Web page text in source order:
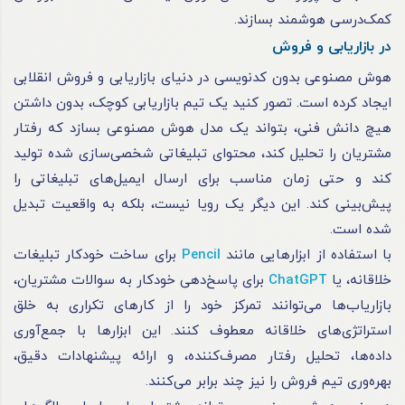
کمک‌درسی هوشمند بسازند.
در بازاریابی و فروش
هوش مصنوعی بدون کدنویسی در دنیای بازاریابی و فروش انقلابی
ایجاد کرده است. تصور کنید یک تیم بازاریابی کوچک، بدون داشتن
هیچ دانش فنی، بتواند یک مدل هوش مصنوعی بسازد که رفتار
مشتریان را تحلیل کند، محتوای تبلیغاتی شخصی‌سازی شده تولید
کند و حتی زمان مناسب برای ارسال ایمیل‌های تبلیغاتی را
پیش‌بینی کند. این دیگر یک رویا نیست، بلکه به واقعیت تبدیل
شده است.
با استفاده از ابزارهایی مانند Pencil برای ساخت خودکار تبلیغات
خلاقانه، یا ChatGPT برای پاسخ‌دهی خودکار به سوالات مشتریان،
بازاریاب‌ها می‌توانند تمرکز خود را از کارهای تکراری به خلق
استراتژی‌های خلاقانه معطوف کنند. این ابزارها با جمع‌آوری
داده‌ها، تحلیل رفتار مصرف‌کننده، و ارائه پیشنهادات دقیق،
بهره‌وری تیم فروش را نیز چند برابر می‌کنند.